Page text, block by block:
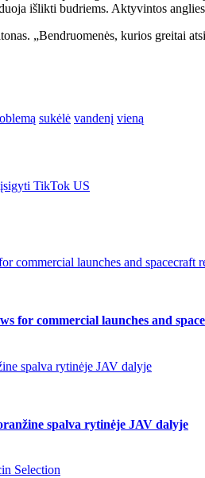
išlikti budriems. Aktyvintos
„Bendruomenės, kurios greitai
sukėlė vandenį vieną
TikTok US
commercial launches and spacecraft
for commercial launches and
spalva rytinėje JAV dalyje
spalva rytinėje JAV dalyje
Selection